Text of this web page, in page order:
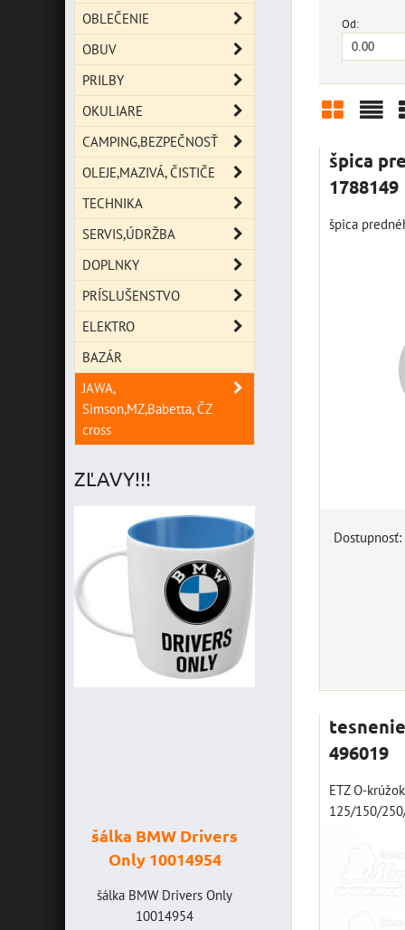
Od:
Mriežka
špica
1788149
špica
Dostupnosť:
496019
ETZ O-
125/150/
OBLEČENIE
OBUV
PRILBY
OKULIARE
CAMPING,BEZPEČNOSŤ
OLEJE,MAZIVÁ, ČISTIČE
TECHNIKA
SERVIS,ÚDRŽBA
DOPLNKY
PRÍSLUŠENSTVO
ELEKTRO
BAZÁR
JAWA,
Simson,MZ,Babetta, ČZ
cross
ZĽAVY!!!
šálka "Yamaha
VR46" 10014772
šálka "Yamaha VR46"
10014772
voltmetrom +
banka,